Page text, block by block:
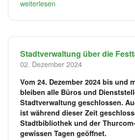
weiterlesen
Stadtverwaltung über die
02. Dezember 2024
Vom 24. Dezember 2024 bis und
bleiben alle Büros und
Stadtverwaltung geschlossen.
ist während dieser Zeit
Stadtbibliothek und der
gewissen Tagen geöffnet.